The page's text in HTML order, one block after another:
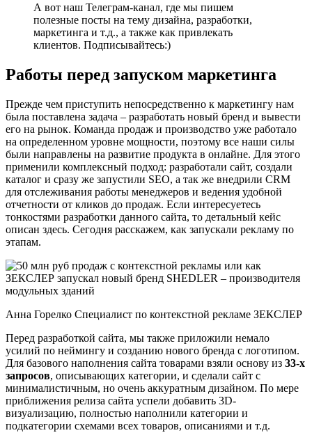
А вот наш Телеграм-канал, где мы пишем
полезные посты на тему дизайна, разработки,
маркетинга и т.д., а также как привлекать
клиентов. Подписывайтесь:)
Работы перед запуском маркетинга
Прежде чем приступить непосредственно к маркетингу нам
была поставлена задача – разработать новый бренд и вывести
его на рынок. Команда продаж и производство уже работало
на определенном уровне мощности, поэтому все наши силы
были направлены на развитие продукта в онлайне. Для этого
применили комплексный подход: разработали сайт, создали
каталог и сразу же запустили SEO, а так же внедрили CRM
для отслеживания работы менеджеров и ведения удобной
отчетности от кликов до продаж. Если интересуетесь
тонкостями разработки данного сайта, то детальный кейс
описан здесь. Сегодня расскажем, как запускали рекламу по
этапам.
Анна Горелко Специалист по контекстной рекламе ЗЕКСЛЕР
Перед разработкой сайта, мы также приложили немало
усилий по неймингу и созданию нового бренда с логотипом.
Для базового наполнения сайта товарами взяли основу из 33-х
запросов, описывающих категории, и сделали сайт с
минималистичным, но очень аккуратным дизайном. По мере
приближения релиза сайта успели добавить 3D-
визуализацию, полностью наполнили категории и
подкатегории схемами всех товаров, описаниями и т.д.